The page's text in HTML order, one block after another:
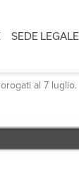
SEDE LEGALE
al 7 luglio.